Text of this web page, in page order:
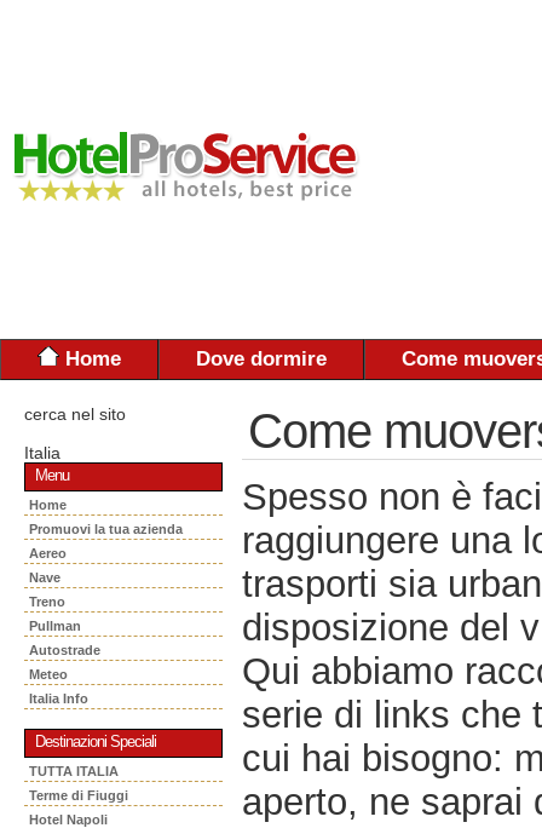
Home Dove dormire Come
cerca nel sito
Italia
Menu
Home
Promuovi la tua azienda
Aereo
Nave
Treno
Pullman
Autostrade
Meteo
Italia Info
Destinazioni Speciali
TUTTA ITALIA
Terme di Fiuggi
Hotel Napoli
Come
Spesso non è
raggiungere una
trasporti sia
disposizione del
Qui abbiamo
serie di links che
cui hai bisogno:
aperto, ne saprai